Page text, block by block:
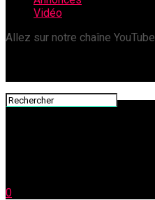
Vidéo
Allez sur notre chaîne YouTube
0